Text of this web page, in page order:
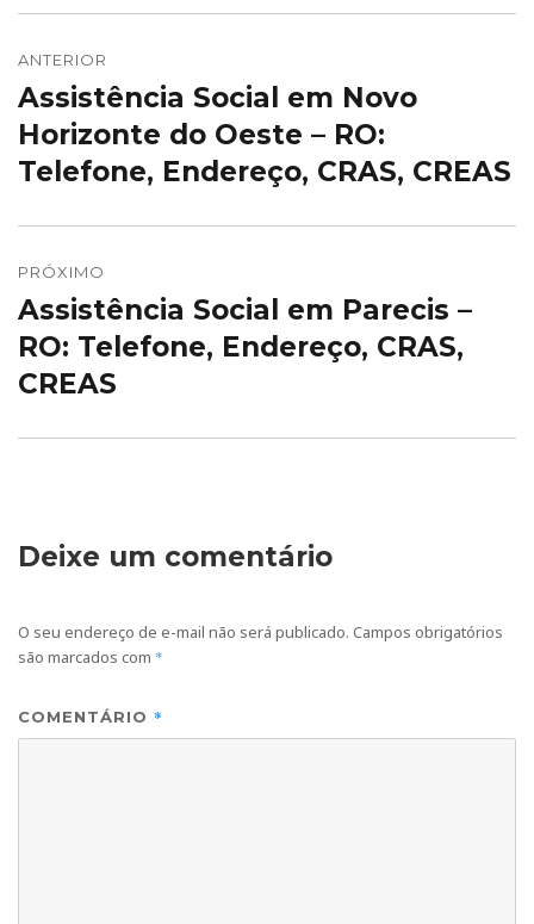
de
Post
ANTERIOR
Post
anterior:
Assistência Social em Novo
Horizonte do Oeste – RO:
Telefone, Endereço, CRAS, CREAS
PRÓXIMO
Próximo
post:
Assistência Social em Parecis –
RO: Telefone, Endereço, CRAS,
CREAS
Deixe um comentário
O seu endereço de e-mail não será publicado. Campos obrigatórios
são marcados com *
COMENTÁRIO *